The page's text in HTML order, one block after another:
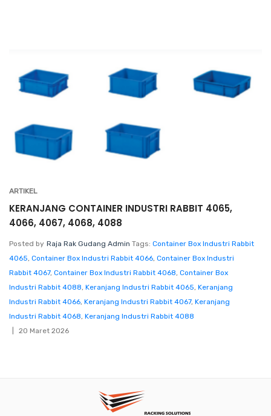
ARTIKEL
KERANJANG CONTAINER INDUSTRI RABBIT 4065,
4066, 4067, 4068, 4088
Posted by Raja Rak Gudang Admin Tags: Container Box Industri Rabbit
4065, Container Box Industri Rabbit 4066, Container Box Industri
Rabbit 4067, Container Box Industri Rabbit 4068, Container Box
Industri Rabbit 4088, Keranjang Industri Rabbit 4065, Keranjang
Industri Rabbit 4066, Keranjang Industri Rabbit 4067, Keranjang
Industri Rabbit 4068, Keranjang Industri Rabbit 4088
20 Maret 2026